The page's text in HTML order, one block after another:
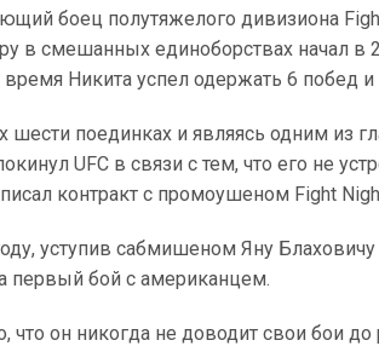
боец полутяжелого дивизиона
в смешанных единоборствах начал в
время Никита успел одержать 6 побед
поединках и являясь одним из
UFC в связи с тем, что его не
контракт с промоушеном Fight
уступив сабмишеном Яну
первый бой с американцем.
что он никогда не доводит свои бои